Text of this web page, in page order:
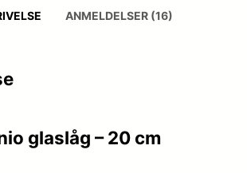
ANMELDELSER (16)
glaslåg – 20 cm